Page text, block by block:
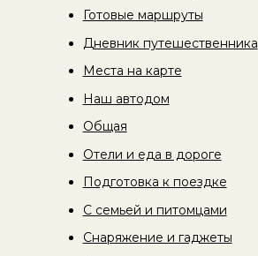
Готовые маршруты
Дневник путешественника
Места на карте
Наш автодом
Общая
Отели и еда в дороге
Подготовка к поездке
С семьей и питомцами
Снаряжение и гаджеты